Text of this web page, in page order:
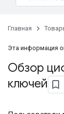
Главная
Эта информация
Обзор
ключей